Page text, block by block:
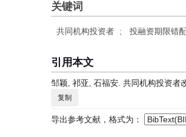
关键词
共同机构投资者 ; 投融资期限错
引用本文
邹颖, 祁亚, 石福安. 共同机构投资
复制
导出参考文献，格式为：